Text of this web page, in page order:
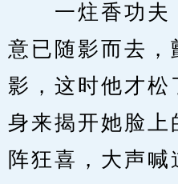
一炷香功夫
意已随影而去，
影，这时他才松
身来揭开她脸上
阵狂喜，大声